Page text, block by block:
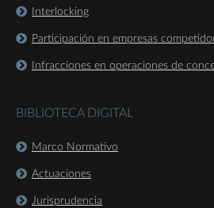
Interlocking
Participación en empresas
Infracciones en operaciones de
BIBLIOTECA DIGITAL
Marco Normativo
Actuaciones
Jurisprudencia